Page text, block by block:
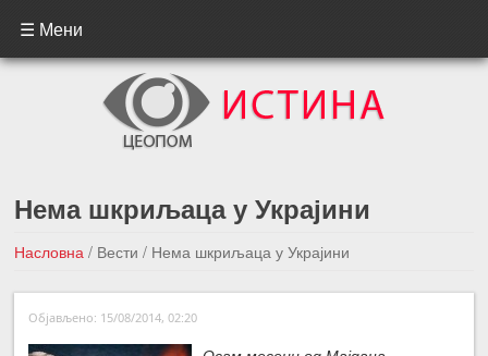
☰ Мени
Нема шкриљаца у Украјини
Насловна / Вести/ Нема шкриљаца у Украјини
←Претходна вест
Следећа вест →
Објављено: 15/08/2014, 02:20